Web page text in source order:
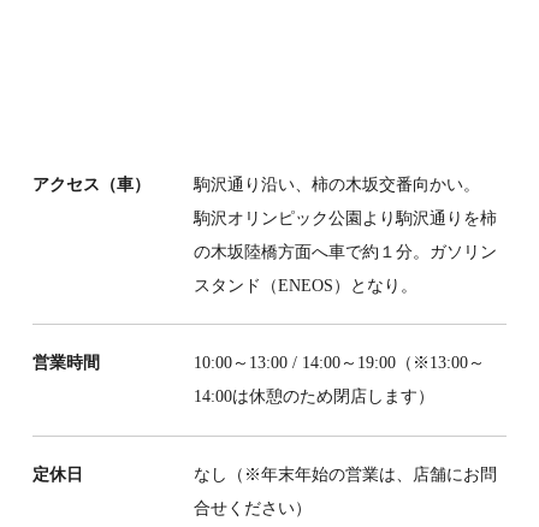
アクセス（車）
駒沢通り沿い、柿の木坂交番向かい。
駒沢オリンピック公園より駒沢通りを柿
の木坂陸橋方面へ車で約１分。ガソリン
スタンド（ENEOS）となり。
営業時間
10:00～13:00 / 14:00～19:00（※13:00～
14:00は休憩のため閉店します）
定休日
なし（※年末年始の営業は、店舗にお問
合せください）